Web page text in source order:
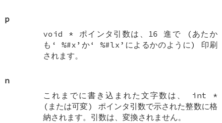
p
void * ポインタ引数は、16 進で (あたか
も‘%#x ’か‘%#lx ’によるかのように) 印刷
されます。
n
これまでに書き込まれた文字数は、
int *
(または可変) ポインタ引数で示された整数に格
納されます。引数は、変換されません。